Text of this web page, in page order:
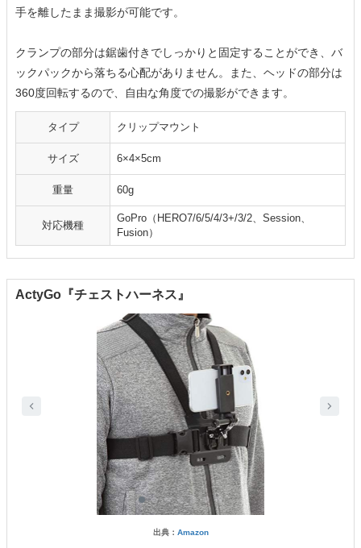
手を離したまま撮影が可能です。
クランプの部分は鋸歯付きでしっかりと固定することができ、バ
ックパックから落ちる心配がありません。また、ヘッドの部分は
360度回転するので、自由な角度での撮影ができます。
タイプ クリップマウント
サイズ 6×4×5cm
重量 60g
対応機種
GoPro（HERO7/6/5/4/3+/3/2、Session、
Fusion）
ActyGo『チェストハーネス』
出典： Amazon